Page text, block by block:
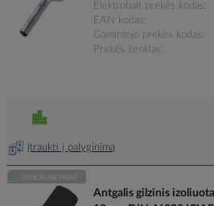
Elektrobalt prekės kodas
EAN kodas
Gamintojo prekės kodas
Prekės ženklas
Įtraukti į palyginimą
Antgalis gilzinis